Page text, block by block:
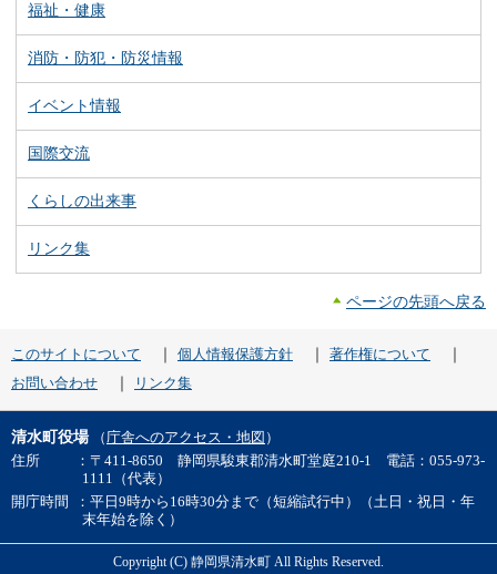
福祉・健康
消防・防犯・防災情報
イベント情報
国際交流
くらしの出来事
リンク集
ページの先頭へ戻る
このサイトについて｜ 個人情報保護方針｜ 著作権について｜
お問い合わせ｜ リンク集
清水町役場（庁舎へのアクセス・地図 ）
住所
：〒411-8650 静岡県駿東郡清水町堂庭210-1 電話：055-973-
1111（代表）
開庁時間
：平日9時から16時30分まで（短縮試行中）（土日・祝日・年
末年始を除く）
Copyright (C) 静岡県清水町 All Rights Reserved.